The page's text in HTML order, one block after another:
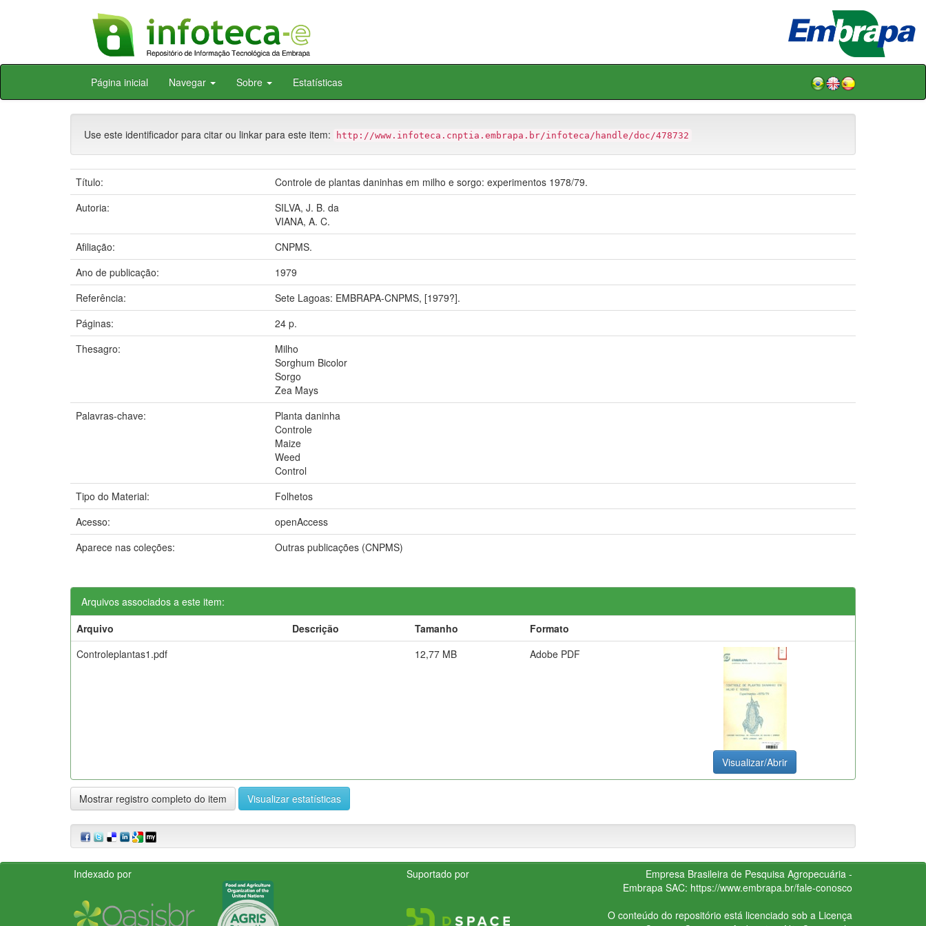
Skip
Página inicial Navegar Sobre Estatísticas
Use este identificador para citar ou linkar para este item: http://www.infoteca.cnptia.embrapa.br/infoteca/handle/doc/478732
Título:
Controle de plantas daninhas em milho e sorgo: experimentos 1978/79.
Autoria:
SILVA, J. B. da
VIANA, A. C.
Afiliação:
CNPMS.
Ano de publicação:
1979
Referência:
Sete Lagoas: EMBRAPA-CNPMS, [1979?].
Páginas:
24 p.
Thesagro:
Milho
Sorghum Bicolor
Sorgo
Zea Mays
Palavras-chave:
Planta daninha
Controle
Maize
Weed
Control
Tipo do Material:
Folhetos
Acesso:
openAccess
Aparece nas coleções:
Outras publicações (CNPMS)
Arquivos associados a este item:
Arquivo
Descrição Tamanho
Formato
Controleplantas1.pdf
12,77 MB Adobe PDF
Visualizar/Abrir
Mostrar registro completo do item Visualizar estatísticas
Indexado por Suportado por
Empresa Brasileira de Pesquisa Agropecuária -
Embrapa SAC: https://www.embrapa.br/fale-conosco
O conteúdo do repositório está licenciado sob a Licença